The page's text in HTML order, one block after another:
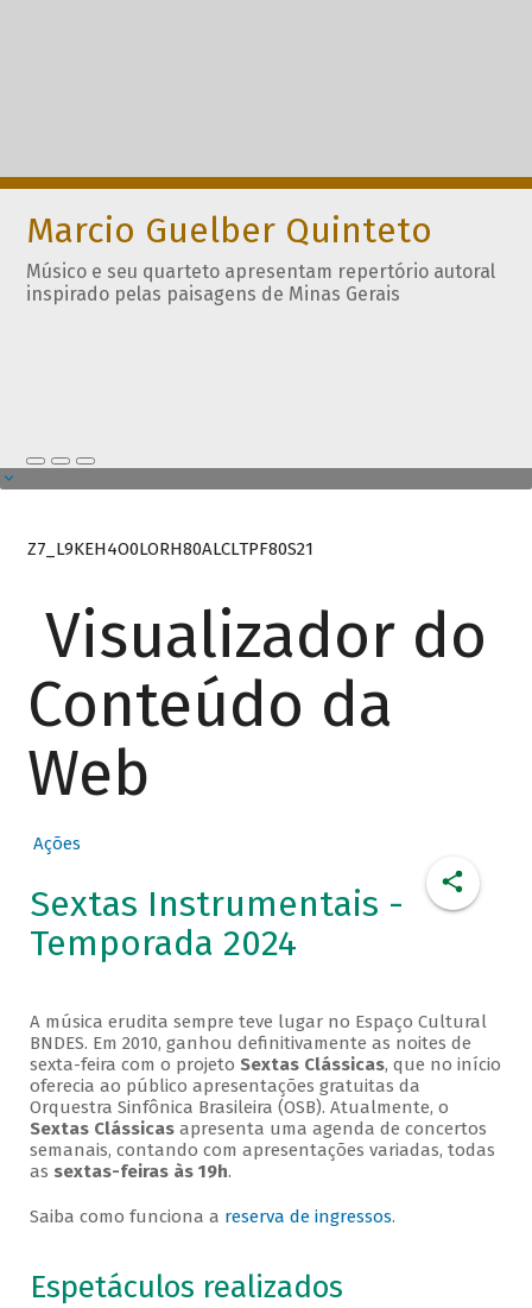
Marcio Guelber Quinteto
Músico e seu quarteto apresentam repertório autoral
inspirado pelas paisagens de Minas Gerais
Z7_L9KEH4O0LORH80ALCLTPF80S21
Visualizador do
Conteúdo da
Web
Ações
Sextas Instrumentais -
Temporada 2024
A música erudita sempre teve lugar no Espaço Cultural
BNDES. Em 2010, ganhou definitivamente as noites de
sexta-feira com o projeto Sextas Clássicas, que no início
oferecia ao público apresentações gratuitas da
Orquestra Sinfônica Brasileira (OSB). Atualmente, o
Sextas Clássicasapresenta uma agenda de concertos
semanais, contando com apresentações variadas, todas
as sextas-feiras às 19h.
Saiba como funciona a reserva de ingressos.
Espetáculos realizados